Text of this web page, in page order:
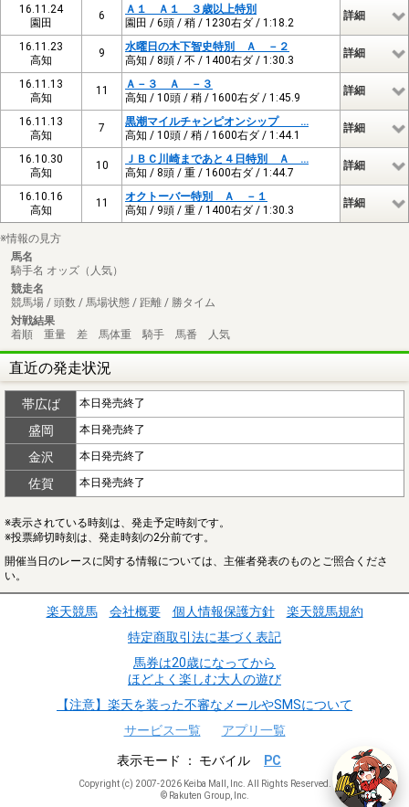
16.11.24
園田
6
Ａ１ Ａ１ ３歳以上特別
園田 / 6頭 / 稍 / 1230右ダ / 1:18.2
詳細
16.11.23
高知
9
水曜日の木下智史特別 Ａ －２
高知 / 8頭 / 不 / 1400右ダ / 1:30.3
詳細
16.11.13
高知
11
Ａ－３ Ａ －３
高知 / 10頭 / 稍 / 1600右ダ / 1:45.9
詳細
16.11.13
高知
7
黒潮マイルチャンピオンシップ …
高知 / 10頭 / 稍 / 1600右ダ / 1:44.1
詳細
16.10.30
高知
10
ＪＢＣ川崎まであと４日特別 Ａ …
高知 / 8頭 / 重 / 1600右ダ / 1:44.7
詳細
16.10.16
高知
11
オクトーバー特別 Ａ －１
高知 / 9頭 / 重 / 1400右ダ / 1:30.3
詳細
※情報の見方
馬名
騎手名 オッズ（人気）
競走名
競馬場 / 頭数 / 馬場状態 / 距離 / 勝タイム
対戦結果
着順 重量 差 馬体重 騎手 馬番 人気
直近の発走状況
帯広ば 本日発売終了
盛岡 本日発売終了
金沢 本日発売終了
佐賀 本日発売終了
※表示されている時刻は、発走予定時刻です。
※投票締切時刻は、発走時刻の2分前です。
開催当日のレースに関する情報については、主催者発表のものとご照合くださ
い。
楽天競馬 会社概要 個人情報保護方針
楽天競馬規約
特定商取引法に基づく表記
馬券は20歳になってから
ほどよく楽しむ大人の遊び
【注意】楽天を装った不審なメールやSMSについて
サービス一覧
アプリ一覧
表示モード モバイル PC
Copyright (c) 2007-2026 Keiba Mall, Inc. All Rights Reserved.
© Rakuten Group, Inc.